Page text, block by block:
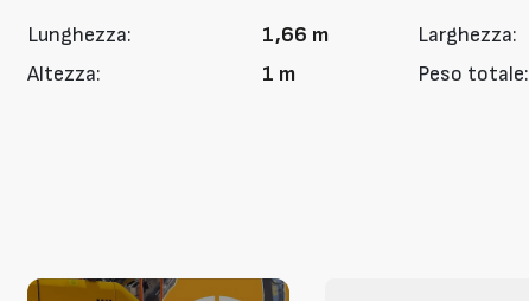
Lunghezza: 1,66 m Larghezza:
Altezza:
1 m Peso totale: